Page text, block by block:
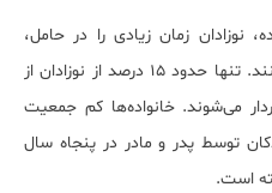
نوزادان زمان زیادی را در حامل،
صندلی ماشین و کالسکه تنها می‌مانند. تنها حدود 15 درصد از نوزادان از
تا 12 ماه برخوردار می‌شوند. خانواده‌ها کم جمعیت
توسط پدر و مادر در پنجاه سال
است.